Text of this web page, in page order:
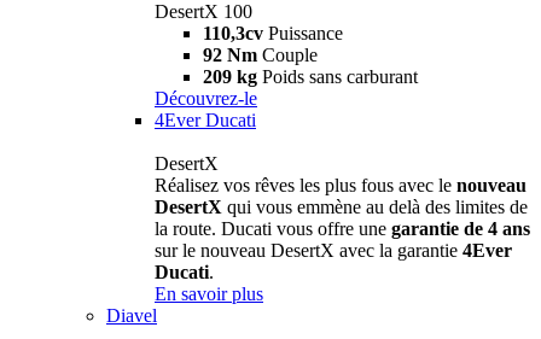
DesertX 100
110,3cv Puissance
92 Nm Couple
209 kg Poids sans carburant
Découvrez-le
4Ever Ducati
DesertX
Réalisez vos rêves les plus fous avec le nouveau
DesertX qui vous emmène au delà des limites de
la route. Ducati vous offre une garantie de 4 ans
sur le nouveau DesertX avec la garantie 4Ever
Ducati.
En savoir plus
Diavel